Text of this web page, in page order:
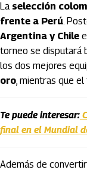
La selección
frente a Perú.
Argentina y Chile
torneo se disputará
los dos mejores
oro, mientras que
Te puede interesar:
final en el Mundial
Además de